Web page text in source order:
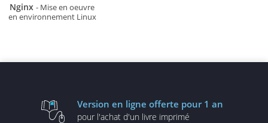
Nginx - Mise en oeuvre
en environnement Linux
Version en ligne offerte pour 1 an
pour l'achat d'un livre imprimé